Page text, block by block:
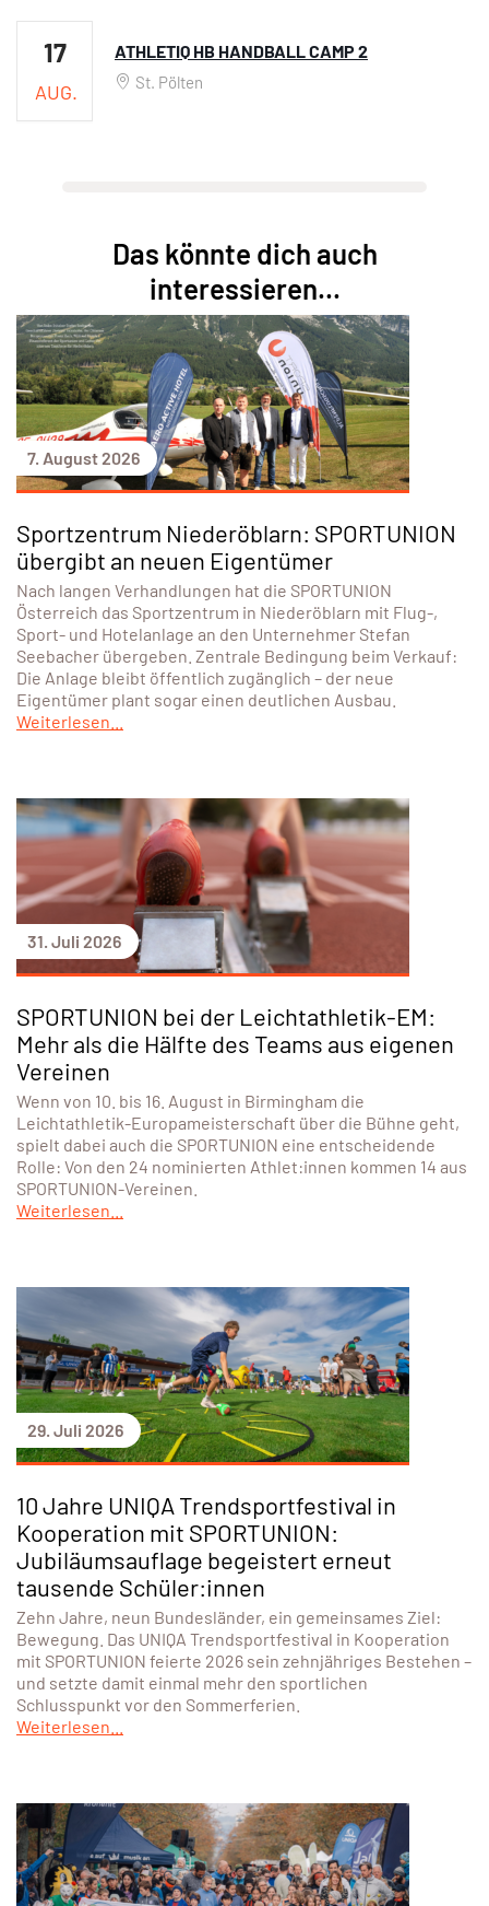
17
AUG.
ATHLETIQ HB HANDBALL CAMP 2
St. Pölten
Das könnte dich auch
interessieren...
7. August 2026
Sportzentrum Niederöblarn: SPORTUNION
übergibt an neuen Eigentümer
Nach langen Verhandlungen hat die SPORTUNION
Österreich das Sportzentrum in Niederöblarn mit Flug-,
Sport- und Hotelanlage an den Unternehmer Stefan
Seebacher übergeben. Zentrale Bedingung beim Verkauf:
Die Anlage bleibt öffentlich zugänglich – der neue
Eigentümer plant sogar einen deutlichen Ausbau.
Weiterlesen...
31. Juli 2026
SPORTUNION bei der Leichtathletik-EM:
Mehr als die Hälfte des Teams aus eigenen
Vereinen
Wenn von 10. bis 16. August in Birmingham die
Leichtathletik-Europameisterschaft über die Bühne geht,
spielt dabei auch die SPORTUNION eine entscheidende
Rolle: Von den 24 nominierten Athlet:innen kommen 14 aus
SPORTUNION-Vereinen.
Weiterlesen...
29. Juli 2026
10 Jahre UNIQA Trendsportfestival in
Kooperation mit SPORTUNION:
Jubiläumsauflage begeistert erneut
tausende Schüler:innen
Zehn Jahre, neun Bundesländer, ein gemeinsames Ziel:
Bewegung. Das UNIQA Trendsportfestival in Kooperation
mit SPORTUNION feierte 2026 sein zehnjähriges Bestehen –
und setzte damit einmal mehr den sportlichen
Schlusspunkt vor den Sommerferien.
Weiterlesen...